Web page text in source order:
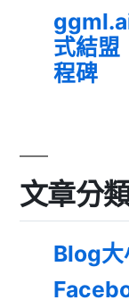
式結盟
程碑
文章分
Blog大